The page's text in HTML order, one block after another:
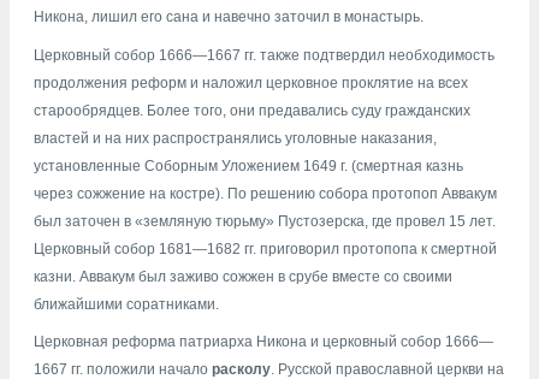
Никона, лишил его сана и навечно заточил в монастырь.
Церковный собор 1666—1667 гг. также подтвердил необходимость
продолжения реформ и наложил церковное проклятие на всех
старообрядцев. Более того, они предавались суду гражданских
властей и на них распространялись уголовные наказания,
установленные Соборным Уложением 1649 г. (смертная казнь
через сожжение на костре). По решению собора протопоп Аввакум
был заточен в «земляную тюрьму» Пустозерска, где провел 15 лет.
Церковный собор 1681—1682 гг. приговорил протопопа к смертной
казни. Аввакум был заживо сожжен в срубе вместе со своими
ближайшими соратниками.
Церковная реформа патриарха Никона и церковный собор 1666—
1667 гг. положили начало расколу. Русской православной церкви на